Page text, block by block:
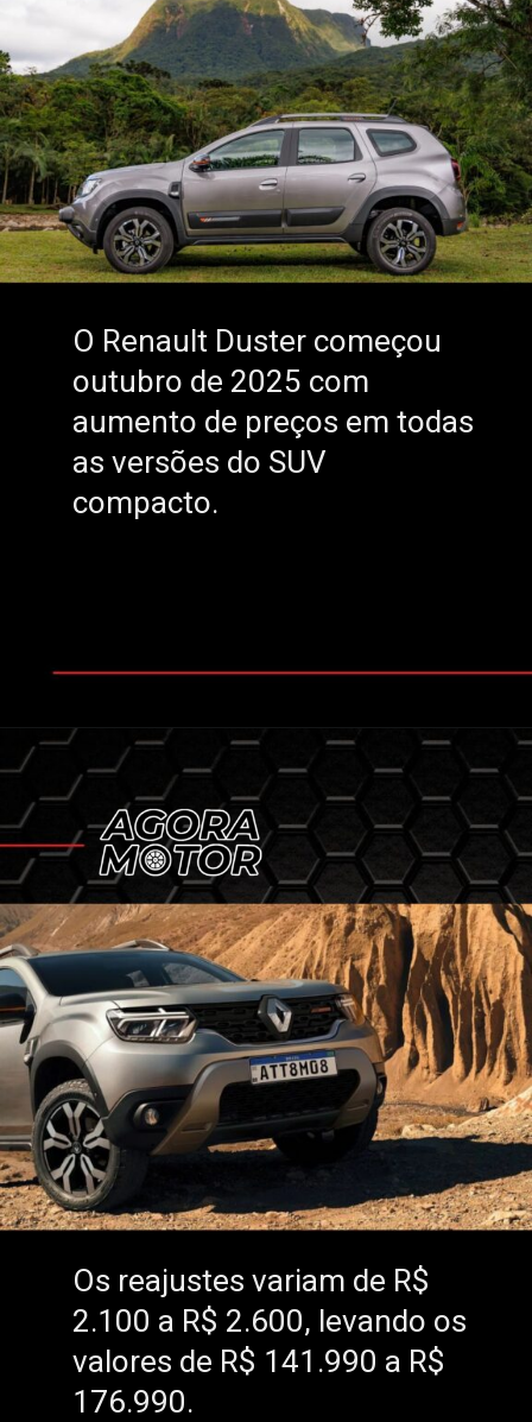
O Renault Duster começou
outubro de 2025 com
aumento de preços em todas
as versões do SUV
compacto.
O Renault Duster começou
outubro de 2025 com
aumento de preços em todas
as versões do SUV
compacto.
Os reajustes variam de R$
2.100 a R$ 2.600, levando os
valores de R$ 141.990 a R$
176.990.
Os reajustes variam de R$
2.100 a R$ 2.600, levando os
valores de R$ 141.990 a R$
176.990.